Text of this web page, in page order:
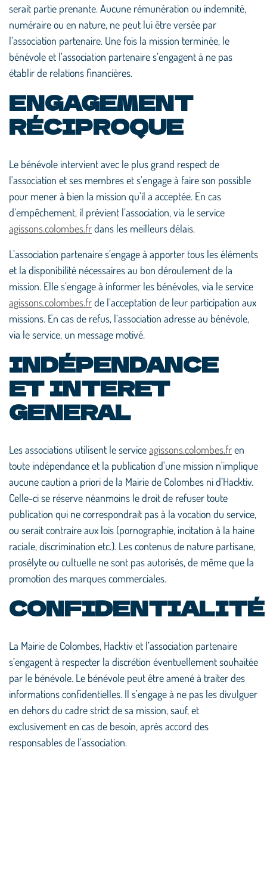
serait partie prenante. Aucune rémunération ou indemnité,
numéraire ou en nature, ne peut lui être versée par
l’association partenaire. Une fois la mission terminée, le
bénévole et l’association partenaire s’engagent à ne pas
établir de relations financières.
ENGAGEMENT
RÉCIPROQUE
Le bénévole intervient avec le plus grand respect de
l'association et ses membres et s'engage à faire son possible
pour mener à bien la mission qu'il a acceptée. En cas
d’empêchement, il prévient l’association, via le service
agissons.colombes.frdans les meilleurs délais.
L’association partenaire s’engage à apporter tous les éléments
et la disponibilité nécessaires au bon déroulement de la
mission. Elle s’engage à informer les bénévoles, via le service
agissons.colombes.frde l’acceptation de leur participation aux
missions. En cas de refus, l’association adresse au bénévole,
via le service, un message motivé.
INDÉPENDANCE
ET INTERET
GENERAL
Les associations utilisent le serviceagissons.colombes.fren
toute indépendance et la publication d'une mission n'implique
aucune caution a priori de la Mairie de Colombes ni d’Hacktiv.
Celle-ci se réserve néanmoins le droit de refuser toute
publication qui ne correspondrait pas à la vocation du service,
ou serait contraire aux lois (pornographie, incitation à la haine
raciale, discrimination etc.). Les contenus de nature partisane,
prosélyte ou cultuelle ne sont pas autorisés, de même que la
promotion des marques commerciales.
CONFIDENTIALITÉ
La Mairie de Colombes, Hacktiv et l’association partenaire
s’engagent à respecter la discrétion éventuellement souhaitée
par le bénévole. Le bénévole peut être amené à traiter des
informations confidentielles. Il s’engage à ne pas les divulguer
en dehors du cadre strict de sa mission, sauf, et
exclusivement en cas de besoin, après accord des
responsables de l’association.